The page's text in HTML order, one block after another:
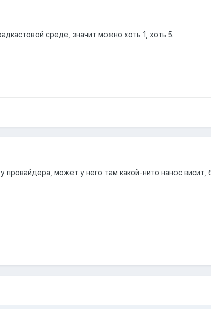
среде, значит можно хоть 1, хоть 5.
может у него там какой-нито нанос висит,